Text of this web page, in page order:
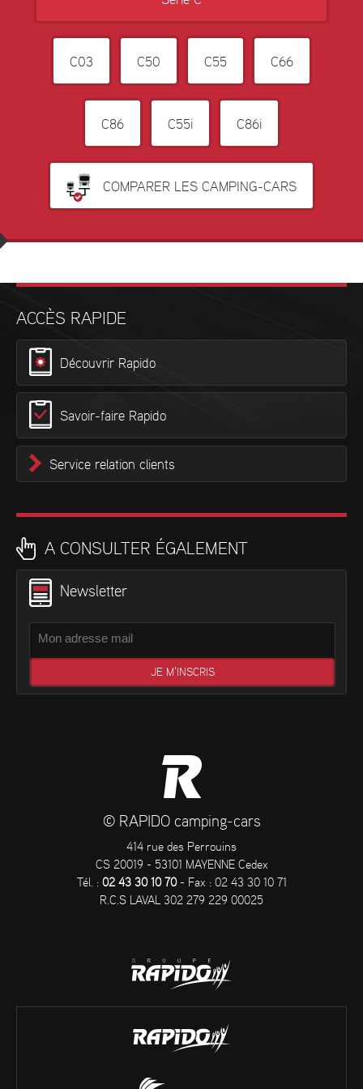
C03 C50 C55 C66
C86 C55i C86i
COMPARER LES CAMPING-CARS
ACCÈS RAPIDE
Découvrir Rapido
Savoir-faire Rapido
Service relation clients
A CONSULTER ÉGALEMENT
Newsletter
© RAPIDO camping-cars
414 rue des Perrouins
CS 20019 - 53101 MAYENNE Cedex
Tél. : 02 43 30 10 70- Fax : 02 43 30 10 71
R.C.S LAVAL 302 279 229 00025